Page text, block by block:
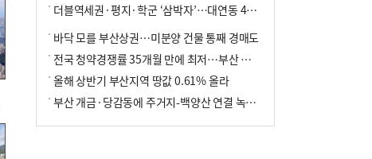
더블역세권·평지·학군 ‘삼박자’…대연동 42층 브랜드 단지
바닥 모를 부산상권…미분양 건물 통째 경매도
전국 청약경쟁률 35개월 만에 최저…부산 미분양 ‘적체’ 심화
올해 상반기 부산지역 땅값 0.61% 올라
부산 개금·당감동에 주거지-백양산 연결 녹지 조성